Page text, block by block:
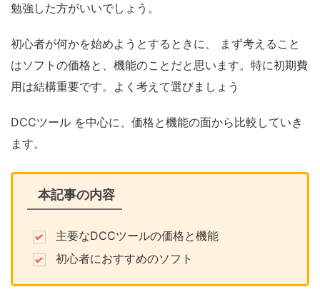
勉強した方がいいでしょう。
初心者が何かを始めようとするときに、 まず考えること
はソフトの価格と、機能のことだと思います。 特に初期費
用は結構重要です。よく考えて選びましょう
DCCツール を中心に、価格と機能の面から比較していき
ます。
本記事の内容
主要なDCCツールの価格と機能
初心者におすすめのソフト